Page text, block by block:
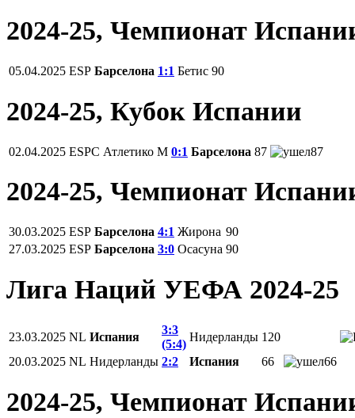
2024-25, Чемпионат
05.04.2025 ESP Барселона 1:1 Бетис 90
2024-25, Кубок Испании
02.04.2025 ESPC Атлетико М 0:1 Барселона 87 87
2024-25, Чемпионат
30.03.2025 ESP Барселона 4:1 Жирона 90
27.03.2025 ESP Барселона 3:0 Осасуна 90
Лига Наций УЕФА 2024-25
23.03.2025 NL Испания
3:3
(5:4)
Нидерланды 120
20.03.2025 NL Нидерланды 2:2 Испания 66 66
2024-25, Чемпионат